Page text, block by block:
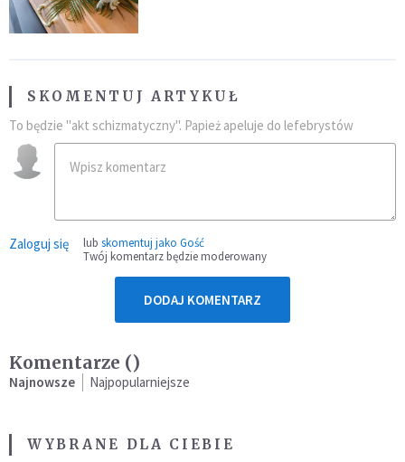
SKOMENTUJ ARTYKUŁ
To będzie "akt schizmatyczny". Papież apeluje do lefebrystów
Zaloguj się lub skomentuj jako Gość
Twój komentarz będzie moderowany
DODAJ KOMENTARZ
Komentarze ()
Najnowsze Najpopularniejsze
WYBRANE DLA CIEBIE